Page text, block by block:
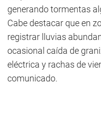
generando tormentas
Cabe destacar que en
registrar lluvias
ocasional caída de
eléctrica y rachas de
comunicado.